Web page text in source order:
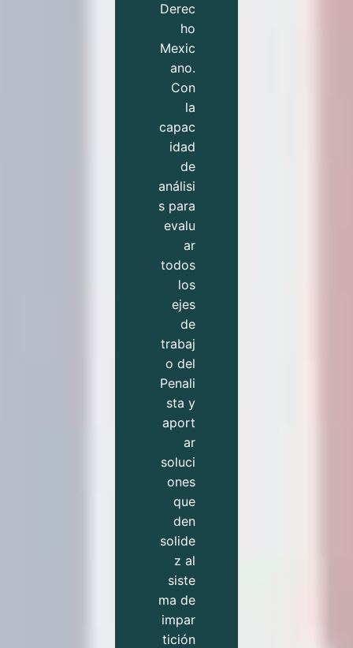
Derec
ho
Mexic
ano.
Con
la
capac
idad
de
análisi
s para
evalu
ar
todos
los
ejes
de
trabaj
o del
Penali
sta y
aport
ar
soluci
ones
que
den
solide
z al
siste
ma de
impar
tición